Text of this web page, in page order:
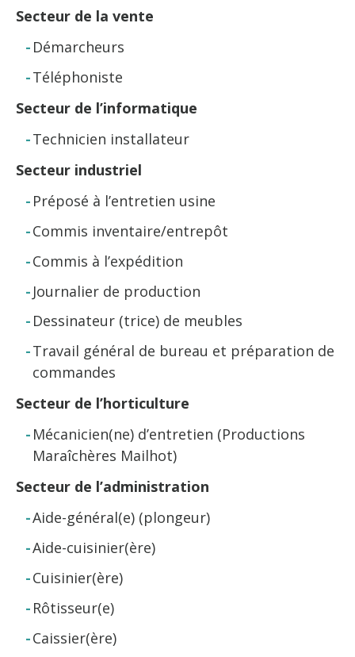
Secteur de la vente
Démarcheurs
Téléphoniste
Secteur de l’informatique
Technicien installateur
Secteur industriel
Préposé à l’entretien usine
Commis inventaire/entrepôt
Commis à l’expédition
Journalier de production
Dessinateur (trice) de meubles
Travail général de bureau et préparation de
commandes
Secteur de l’horticulture
Mécanicien(ne) d’entretien (Productions
Maraîchères Mailhot)
Secteur de l’administration
Aide-général(e) (plongeur)
Aide-cuisinier(ère)
Cuisinier(ère)
Rôtisseur(e)
Caissier(ère)